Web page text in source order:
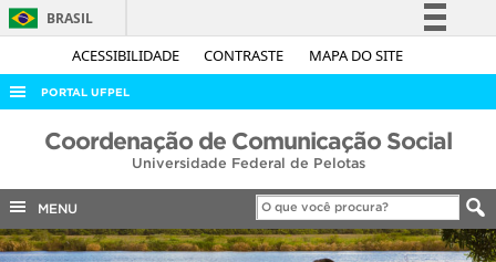
ACESSIBILIDADE CONTRASTE MAPA DO SITE
BRASIL
Simplifique!
Acesso à informação
Legislação
Canais
PORTAL UFPEL
ACESSO À INFORMAÇÃO
COBALTO
CONCURSOS
Coordenação de Comunicação Social
Universidade Federal de Pelotas
MENU